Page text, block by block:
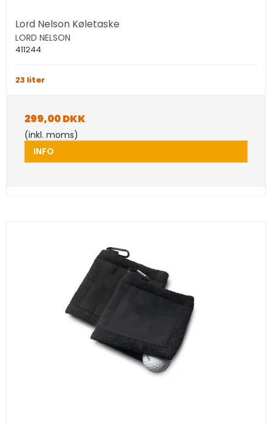
Lord Nelson Køletaske
LORD NELSON
411244
23 liter
299,00 DKK
(inkl. moms)
INFO